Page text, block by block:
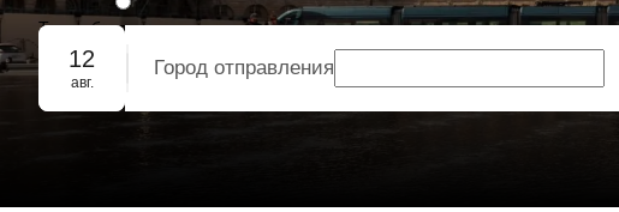
Туда-обратно
Групповое бронирование
12
авг.
Город отправления